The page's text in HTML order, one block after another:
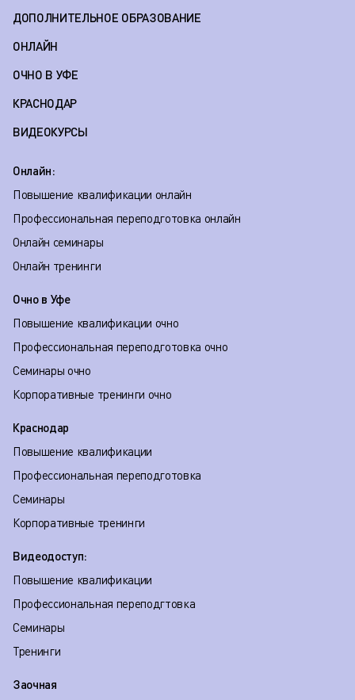
ДОПОЛНИТЕЛЬНОЕ ОБРАЗОВАНИЕ
ОНЛАЙН
ОЧНО В УФЕ
КРАСНОДАР
ВИДЕОКУРСЫ
Онлайн:
Повышение квалификации онлайн
Профессиональная переподготовка онлайн
Онлайн семинары
Онлайн тренинги
Очно в Уфе
Повышение квалификации очно
Профессиональная переподготовка очно
Семинары очно
Корпоративные тренинги очно
Краснодар
Повышение квалификации
Профессиональная переподготовка
Семинары
Корпоративные тренинги
Видеодоступ:
Повышение квалификации
Профессиональная переподгтовка
Семинары
Тренинги
Заочная